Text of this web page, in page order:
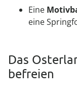
Eine
eine
Das
befreien